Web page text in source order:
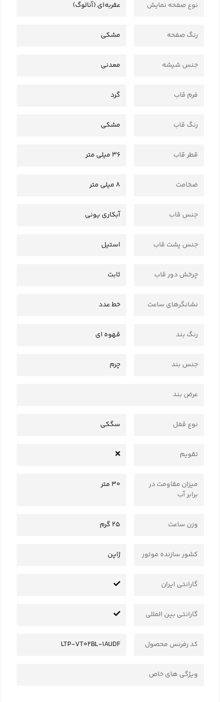
نوع صفحه نمایش عقربه‌ای (آنالوگ)
رنگ صفحه مشکی
جنس شیشه معدنی
فرم قاب گرد
رنگ قاب مشکی
قطر قاب 36 میلی متر
ضخامت 8 میلی متر
جنس قاب آبکاری یونی
جنس پشت قاب استیل
چرخش دور قاب ثابت
نشانگرهای ساعت خط عدد
رنگ بند قهوه ای
جنس بند چرم
عرض بند
نوع قفل سگکی
تقویم
میزان مقاومت در
برابر آب
30 متر
وزن ساعت 25 گرم
کشور سازنده موتور ژاپن
گارانتی ایران
گارانتی بین المللی
کد رفرنس محصول LTP-VT02BL-1AUDF
ویژگی های خاص